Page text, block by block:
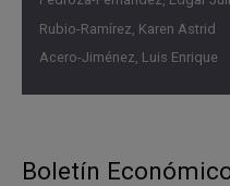
Rubio-Ramírez, Karen Astrid
Acero-Jiménez, Luis Enrique
Boletín